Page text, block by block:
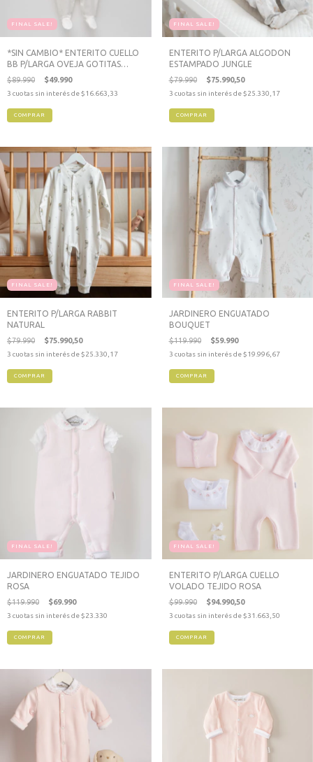
FINAL SALE!
*SIN CAMBIO* ENTERITO CUELLO
BB P/LARGA OVEJA GOTITAS
BEIGE
$89.990 $49.990
3 cuotas sin interés de$16.663,33
COMPRAR
FINAL SALE!
ENTERITO P/LARGA ALGODON
ESTAMPADO JUNGLE
$79.990 $75.990,50
3 cuotas sin interés de$25.330,17
COMPRAR
FINAL SALE!
ENTERITO P/LARGA RABBIT
NATURAL
$79.990 $75.990,50
3 cuotas sin interés de$25.330,17
COMPRAR
FINAL SALE!
JARDINERO ENGUATADO
BOUQUET
$119.990 $59.990
3 cuotas sin interés de$19.996,67
COMPRAR
FINAL SALE!
JARDINERO ENGUATADO TEJIDO
ROSA
$119.990 $69.990
3 cuotas sin interés de$23.330
COMPRAR
FINAL SALE!
ENTERITO P/LARGA CUELLO
VOLADO TEJIDO ROSA
$99.990 $94.990,50
3 cuotas sin interés de$31.663,50
COMPRAR